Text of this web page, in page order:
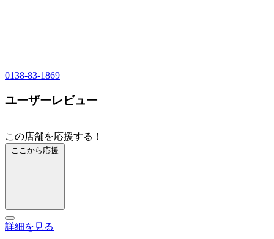
0138-83-1869
ユーザーレビュー
この店舗を応援する！
ここから応援
詳細を見る